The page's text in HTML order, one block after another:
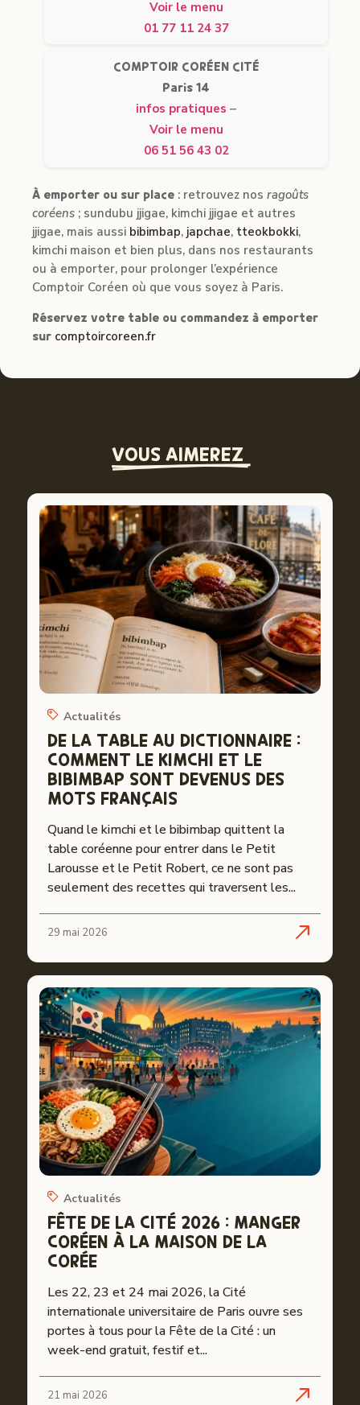
Voir le menu
01 77 11 24 37
COMPTOIR CORÉEN CITÉ
Paris 14
infos pratiques –
Voir le menu
06 51 56 43 02
À emporter ou sur place : retrouvez nos ragoûts
coréens ; sundubu jjigae, kimchi jjigae et autres
jjigae, mais aussi bibimbap, japchae, tteokbokki,
kimchi maison et bien plus, dans nos restaurants
ou à emporter, pour prolonger l’expérience
Comptoir Coréen où que vous soyez à Paris.
Réservez votre table ou commandez à emporter
sur comptoircoreen.fr
VOUS AIMEREZ
Actualités
DE LA TABLE AU DICTIONNAIRE :
COMMENT LE KIMCHI ET LE
BIBIMBAP SONT DEVENUS DES
MOTS FRANÇAIS
Quand le kimchi et le bibimbap quittent la
table coréenne pour entrer dans le Petit
Larousse et le Petit Robert, ce ne sont pas
seulement des recettes qui traversent les...
29 mai 2026
Actualités
FÊTE DE LA CITÉ 2026 : MANGER
CORÉEN À LA MAISON DE LA
CORÉE
Les 22, 23 et 24 mai 2026, la Cité
internationale universitaire de Paris ouvre ses
portes à tous pour la Fête de la Cité : un
week-end gratuit, festif et...
21 mai 2026